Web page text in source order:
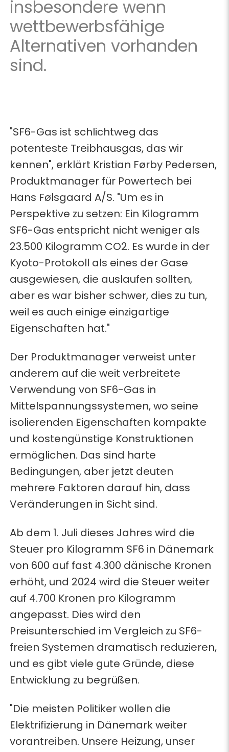
insbesondere wenn
wettbewerbsfähige
Alternativen vorhanden
sind.
"SF6-Gas ist schlichtweg das
potenteste Treibhausgas, das wir
kennen", erklärt Kristian Førby Pedersen,
Produktmanager für Powertech bei
Hans Følsgaard A/S. "Um es in
Perspektive zu setzen: Ein Kilogramm
SF6-Gas entspricht nicht weniger als
23.500 Kilogramm CO2. Es wurde in der
Kyoto-Protokoll als eines der Gase
ausgewiesen, die auslaufen sollten,
aber es war bisher schwer, dies zu tun,
weil es auch einige einzigartige
Eigenschaften hat."
Der Produktmanager verweist unter
anderem auf die weit verbreitete
Verwendung von SF6-Gas in
Mittelspannungssystemen, wo seine
isolierenden Eigenschaften kompakte
und kostengünstige Konstruktionen
ermöglichen. Das sind harte
Bedingungen, aber jetzt deuten
mehrere Faktoren darauf hin, dass
Veränderungen in Sicht sind.
Ab dem 1. Juli dieses Jahres wird die
Steuer pro Kilogramm SF6 in Dänemark
von 600 auf fast 4.300 dänische Kronen
erhöht, und 2024 wird die Steuer weiter
auf 4.700 Kronen pro Kilogramm
angepasst. Dies wird den
Preisunterschied im Vergleich zu SF6-
freien Systemen dramatisch reduzieren,
und es gibt viele gute Gründe, diese
Entwicklung zu begrüßen.
"Die meisten Politiker wollen die
Elektrifizierung in Dänemark weiter
vorantreiben. Unsere Heizung, unser